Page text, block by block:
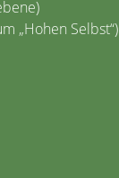
„Hohen Selbst“)